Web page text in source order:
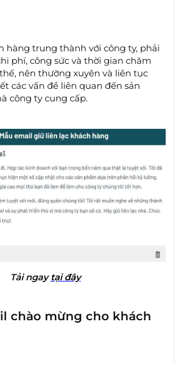
hàng trung thành với công ty, phải
phí, công sức và thời gian chăm
nên thường xuyên và liên tục
các vấn đề liên quan đến sản
công ty cung cấp.
Tải ngay tại đây
chào mừng cho khách